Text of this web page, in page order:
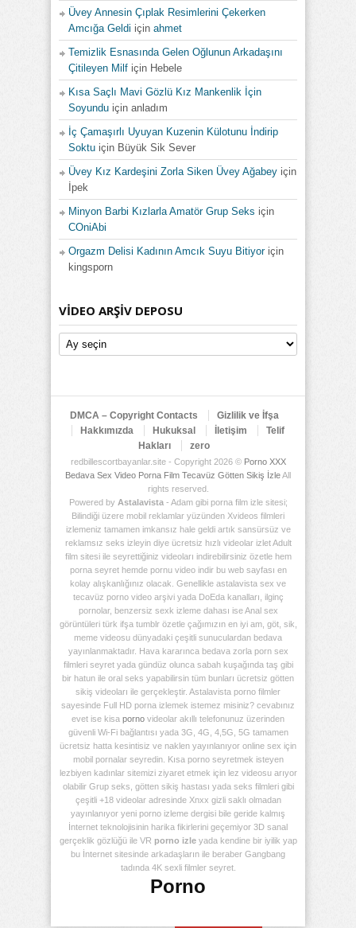
Üvey Annesin Çıplak Resimlerini Çekerken
Amcığa Geldi için ahmet
Temizlik Esnasında Gelen Oğlunun Arkadaşını
Çitileyen Milf için Hebele
Kısa Saçlı Mavi Gözlü Kız Mankenlik İçin
Soyundu için anladım
İç Çamaşırlı Uyuyan Kuzenin Külotunu İndirip
Soktu için Büyük Sik Sever
Üvey Kız Kardeşini Zorla Siken Üvey Ağabey için
İpek
Minyon Barbi Kızlarla Amatör Grup Seks için
COniAbi
Orgazm Delisi Kadının Amcık Suyu Bitiyoriçin
kingsporn
VIDEO ARŞIV DEPOSU
Video
Arşiv
DMCA – Copyright Contacts
Gizlilik ve İfşa
Hakkımızda
Hukuksal İletişim
Telif
Hakları
zero
redbillescortbayanlar.site - Copyright 2026 © Porno XXX
Bedava Sex Video Porna Film Tecavüz Götten Sikiş İzleAll
rights reserved.
Powered by Astalavista- Adam gibi porna film izle sitesi;
Bilindiği üzere mobil reklamlar yüzünden Xvideos filmleri
izlemeniz tamamen imkansız hale geldi artık sansürsüz ve
reklamsız seks izleyin diye ücretsiz hızlı videolar izlet Adult
film sitesi ile seyrettiğiniz videoları indirebilirsiniz özetle hem
porna seyret hemde pornu video indir bu web sayfası en
kolay alışkanlığınız olacak. Genellikle astalavista sex ve
tecavüz porno video arşivi yada DoEda kanalları, ilginç
pornolar, benzersiz sexk izleme dahası ise Anal sex
görüntüleri türk ifşa tumblr özetle çağımızın en iyi am, göt, sik,
meme videosu dünyadaki çeşitli sunuculardan bedava
yayınlanmaktadır. Hava kararınca bedava zorla porn sex
filmleri seyret yada gündüz olunca sabah kuşağında taş gibi
bir hatun ile oral seks yapabilirsin tüm bunları ücretsiz götten
sikiş videoları ile gerçekleştir. Astalavista porno filmler
sayesinde Full HD porna izlemek istemez misiniz? cevabınız
evet ise kisa porno videolar akıllı telefonunuz üzerinden
güvenli Wi-Fi bağlantısı yada 3G, 4G, 4,5G, 5G tamamen
ücretsiz hatta kesintisiz ve naklen yayınlanıyor online sex için
mobil pornalar seyredin. Kısa porno seyretmek isteyen
lezbiyen kadınlar sitemizi ziyaret etmek için lez videosu arıyor
olabilir Grup seks, götten sikiş hastası yada seks filmleri gibi
çeşitli +18 videolar adresinde Xnxx gizli saklı olmadan
yayınlanıyor yeni porno izleme dergisi bile geride kalmış
İnternet teknolojisinin harika fikirlerini geçemiyor 3D sanal
gerçeklik gözlüğü ile VR porno izleyada kendine bir iyilik yap
bu İnternet sitesinde arkadaşların ile beraber Gangbang
tadında 4K sexli filmler seyret.
Porno